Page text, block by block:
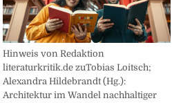
Hinweis von Redaktion
literaturkritik.de zuTobias Loitsch;
Alexandra Hildebrandt (Hg.):
Architektur im Wandel nachhaltiger